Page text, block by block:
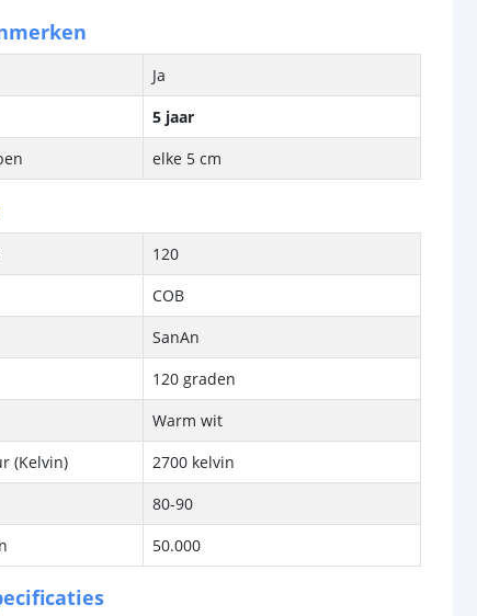
Ja
5 jaar
elke 5 cm
120
COB
SanAn
120 graden
Warm wit
(Kelvin)
2700 kelvin
80-90
50.000